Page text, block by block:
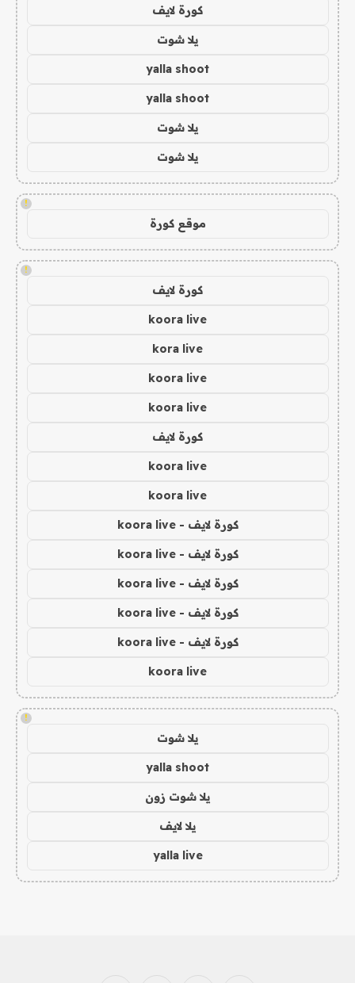
كورة لايف
يلا شوت
yalla shoot
yalla shoot
يلا شوت
يلا شوت
!
موقع كورة
!
كورة لايف
koora live
kora live
koora live
koora live
كورة لايف
koora live
koora live
كورة لايف - koora live
كورة لايف - koora live
كورة لايف - koora live
كورة لايف - koora live
كورة لايف - koora live
koora live
!
يلا شوت
yalla shoot
يلا شوت زون
يلا لايف
yalla live